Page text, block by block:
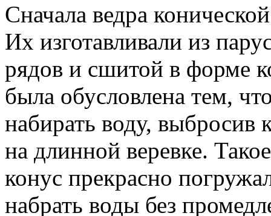
Сначала ведра
Их изготавливали из
рядов и сшитой в форме
была обусловлена тем,
набирать воду, выбросив
на длинной веревке.
конус прекрасно
набрать воды без